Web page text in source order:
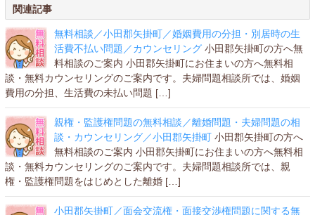
関連記事
無料相談／小田郡矢掛町／婚姻費用の分担・別居時の生
活費不払い問題／カウンセリング 小田郡矢掛町の方へ無
料相談のご案内 小田郡矢掛町にお住まいの方へ無料相
談・無料カウンセリングのご案内です。夫婦問題相談所では、婚姻
費用の分担、生活費の未払い問題 […]
親権・監護権問題の無料相談／離婚問題・夫婦問題の相
談・カウンセリング／小田郡矢掛町 小田郡矢掛町の方へ
無料相談のご案内 小田郡矢掛町にお住まいの方へ無料相
談・無料カウンセリングのご案内です。夫婦問題相談所では、親
権・監護権問題をはじめとした離婚 […]
小田郡矢掛町／面会交流権・面接交渉権問題に関する無